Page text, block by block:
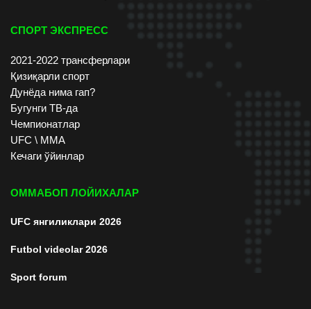
СПОРТ ЭКСПРЕСС
2021-2022 трансферлари
Қизиқарли спорт
Дунёда нима гап?
Бугунги ТВ-да
Чемпионатлар
UFC \ ММА
Кечаги ўйинлар
ОММАБОП ЛОЙИХАЛАР
UFC янгиликлари 2026
Futbol videolar 2026
Sport forum